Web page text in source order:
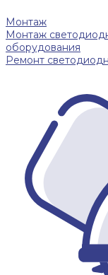
Монтаж
Монтаж
оборудования
Ремонт